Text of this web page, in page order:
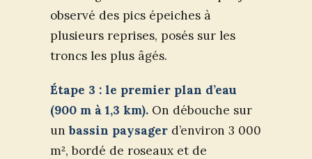
observé des pics épeiches à
plusieurs reprises, posés sur les
troncs les plus âgés.
Étape 3 : le premier plan d’eau
(900 m à 1,3 km). On débouche sur
unbassin paysager d’environ 3 000
m², bordé de roseaux et de